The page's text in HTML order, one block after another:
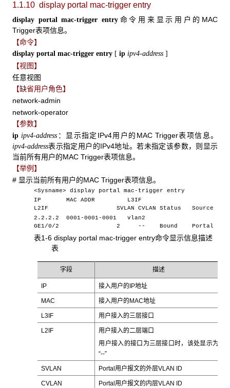
1.1.10 display portal mac-trigger entry
display portal mac-trigger entry 命令用来显示用户的MAC
Trigger表项信息。
【命令】
display portal mac-trigger entry [ ip ipv4-address ]
【视图】
任意视图
【缺省用户角色】
network-admin
network-operator
【参数】
ip ipv4-address ：显示指定IPv4用户的MAC Trigger表项信息。
ipv4-address表示指定用户的IPv4地址。若未指定该参数，则显示
当前所有用户的MAC Trigger表项信息。
【举例】
# 显示当前所有用户的MAC Trigger表项信息。
<Sysname> display portal mac-trigger entry
IP MAC ADDR L3IF
L2IF SVLAN CVLAN Status Source
2.2.2.2 0001-0001-0001 vlan2
GE1/0/2 2 -- Bound Portal
表1-6 display portal mac-trigger entry命令显示信息描述
表
字段 描述
IP 接入用户的IP地址
MAC 接入用户的MAC地址
L3IF 用户接入的三层接口
L2IF
用户接入的二层端口
用户接入的接口为三层接口时，该处显示为
“--”
SVLAN Portal用户报文的外层VLAN ID
CVLAN Portal用户报文的内层VLAN ID